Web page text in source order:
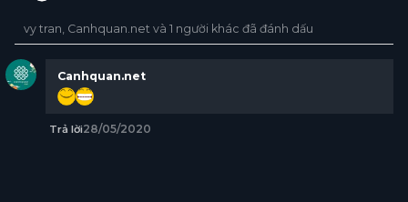
vy tran, Canhquan.net và 1 người khác đã đánh dấu
Canhquan.net
Trả lời28/05/2020